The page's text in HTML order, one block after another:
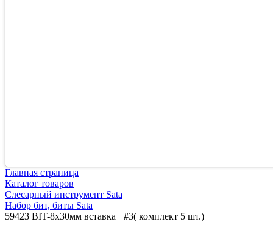
Главная страница
Каталог товаров
Слесарный инструмент Sata
Набор бит, биты Sata
59423 BIT-8х30мм вставка +#3( комплект 5 шт.)